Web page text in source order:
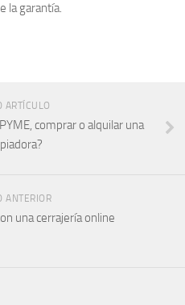
la garantía.
ARTÍCULO
comprar o alquilar una
ANTERIOR
una cerrajería online